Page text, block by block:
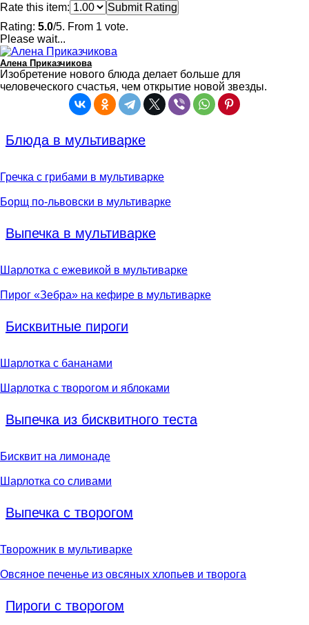
Rate this item:
Submit Rating
Rating: 5.0/5. From 1 vote.
Please wait...
Алена Приказчикова
Изобретение нового блюда делает больше для
человеческого счастья, чем открытие новой звезды.
Блюда в мультиварке
Гречка с грибами в мультиварке
Борщ по-львовски в мультиварке
Выпечка в мультиварке
Шарлотка с ежевикой в мультиварке
Пирог «Зебра» на кефире в мультиварке
Бисквитные пироги
Шарлотка с бананами
Шарлотка с творогом и яблоками
Выпечка из бисквитного теста
Бисквит на лимонаде
Шарлотка со сливами
Выпечка с творогом
Творожник в мультиварке
Овсяное печенье из овсяных хлопьев и творога
Пироги с творогом